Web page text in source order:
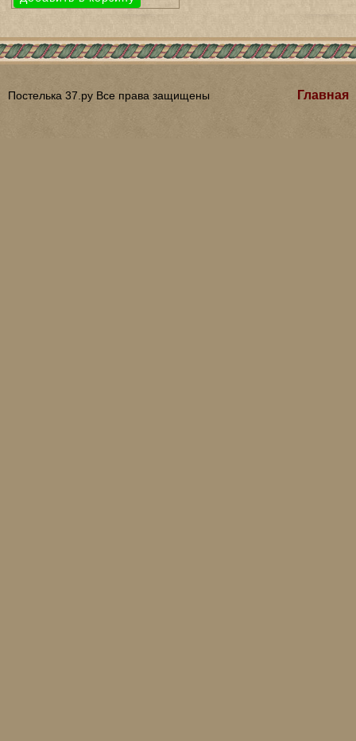
Постелька 37.ру Все права защищены Главная